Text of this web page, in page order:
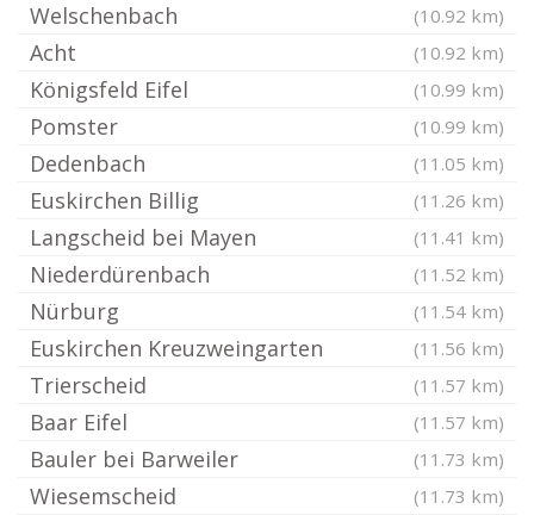
Welschenbach (10.92 km)
Acht (10.92 km)
Königsfeld Eifel (10.99 km)
Pomster (10.99 km)
Dedenbach (11.05 km)
Euskirchen Billig (11.26 km)
Langscheid bei Mayen (11.41 km)
Niederdürenbach (11.52 km)
Nürburg (11.54 km)
Euskirchen Kreuzweingarten (11.56 km)
Trierscheid (11.57 km)
Baar Eifel (11.57 km)
Bauler bei Barweiler (11.73 km)
Wiesemscheid (11.73 km)